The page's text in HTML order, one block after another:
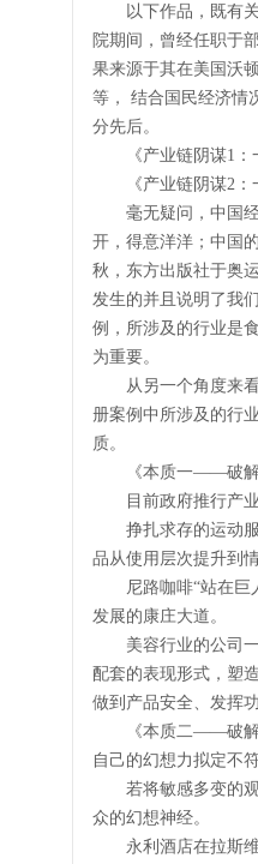
以下作品，既有关
院期间，曾经任职于
果来源于其在美国沃
等， 结合国民经济情
分先后。
《产业链阴谋1：
《产业链阴谋2：一
毫无疑问，中国经
开，得意洋洋；中国
秋，东方出版社于奥
发生的并且说明了我
例，所涉及的行业是
为重要。
从另一个角度来看
册案例中所涉及的行
质。
《本质一——破解
目前政府推行产业
挣扎求存的运动服
品从使用层次提升到
尼路咖啡“站在巨人
发展的康庄大道。
美容行业的公司一
配套的表现形式，塑
做到产品安全、发挥
《本质二——破解娱
自己的幻想力拟定不
若将敏感多变的观
众的幻想神经。
永利酒店在拉斯维